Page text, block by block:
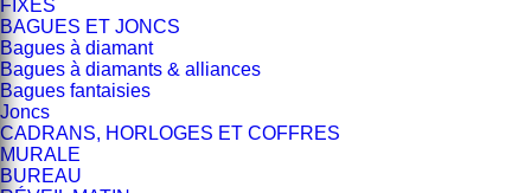
FIXES
BAGUES ET JONCS
Bagues à diamant
Bagues à diamants & alliances
Bagues fantaisies
Joncs
CADRANS, HORLOGES ET COFFRES
MURALE
BUREAU